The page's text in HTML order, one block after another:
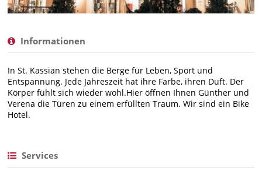
Informationen
In St. Kassian stehen die Berge für Leben, Sport und
Entspannung. Jede Jahreszeit hat ihre Farbe, ihren Duft. Der
Körper fühlt sich wieder wohl.Hier öffnen Ihnen Günther und
Verena die Türen zu einem erfüllten Traum. Wir sind ein Bike
Hotel.
Services